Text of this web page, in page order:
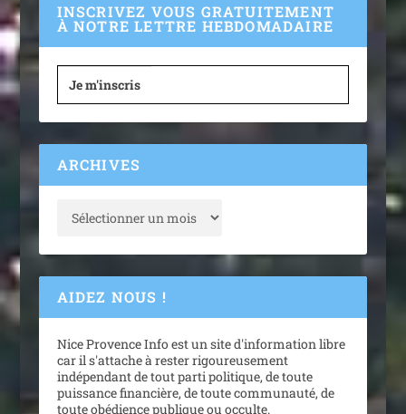
INSCRIVEZ VOUS GRATUITEMENT
À NOTRE LETTRE HEBDOMADAIRE
Je m'inscris
ARCHIVES
AIDEZ NOUS !
Nice Provence Info est un site d'information libre
car il s'attache à rester rigoureusement
indépendant de tout parti politique, de toute
puissance financière, de toute communauté, de
toute obédience publique ou occulte.